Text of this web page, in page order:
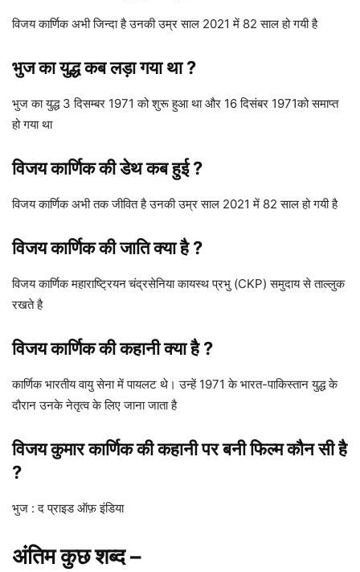
विजय कार्णिक अभी जिन्दा है उनकी उम्र साल 2021 में 82 साल हो गयी है
भुज का युद्ध कब लड़ा गया था ?
भुज का युद्ध 3 दिसम्बर 1971 को शुरू हुआ था और 16 दिसंबर 1971को समाप्त
हो गया था
विजय कार्णिक की डेथ कब हुई ?
विजय कार्णिक अभी तक जीवित है उनकी उम्र साल 2021 में 82 साल हो गयी है
विजय कार्णिक की जाति क्या है ?
विजय कार्णिक महाराष्ट्रियनचंद्रसेनिया कायस्थ प्रभु (CKP) समुदाय से ताल्लुक
रखते है
विजय कार्णिक की कहानी क्या है ?
कार्णिक भारतीय वायु सेना में पायलट थे। उन्हें 1971 के भारत-पाकिस्तान युद्ध के
दौरान उनके नेतृत्व के लिए जाना जाता है
विजय कुमार कार्णिक की कहानी पर बनी फिल्म कौन सी है
?
भुज : द प्राइड ऑफ़ इंडिया
अंतिम कुछ शब्द–